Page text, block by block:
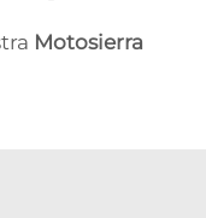
Motosierra